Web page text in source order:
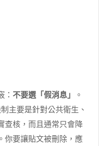
不要選「假消息」
。
主要是針對公共衛生、
查核，而且通常只會降
你要讓貼文被刪除，應